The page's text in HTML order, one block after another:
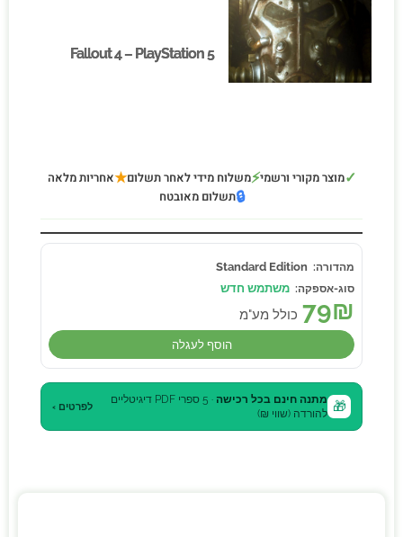
Fallout 4 – PlayStation 5
Fallout 4 – PlayStation 5
✓מוצר מקורי ורשמי⚡משלוח מידי לאחר תשלום★אחריות מלאה
🔒תשלום מאובטח
Standard Edition
משתמש חדש
79₪ כולל מע"מ
הוסף לעגלה
🎁 מתנה חינם בכל רכישה
· 5 ספרי PDF דיגיטליים
להורדה (שווי ₪)
לפרטים ›